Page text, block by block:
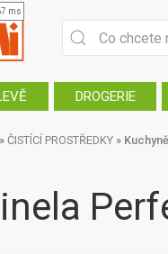
ms
DROGERIE
» ČISTÍCÍ PROSTŘEDKY » Kuchyně